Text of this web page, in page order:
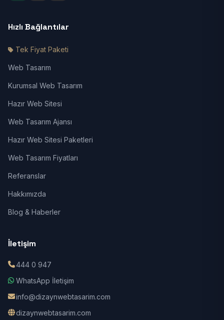
Hızlı Bağlantılar
Tek Fiyat Paketi
Web Tasarım
Kurumsal Web Tasarım
Hazır Web Sitesi
Web Tasarım Ajansı
Hazır Web Sitesi Paketleri
Web Tasarım Fiyatları
Referanslar
Hakkımızda
Blog & Haberler
İletişim
444 0 947
WhatsApp İletişim
info@dizaynwebtasarim.com
dizaynwebtasarim.com